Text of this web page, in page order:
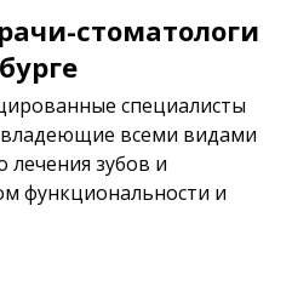
стоматологи
специалисты
всеми видами
лечения зубов и
функциональности и